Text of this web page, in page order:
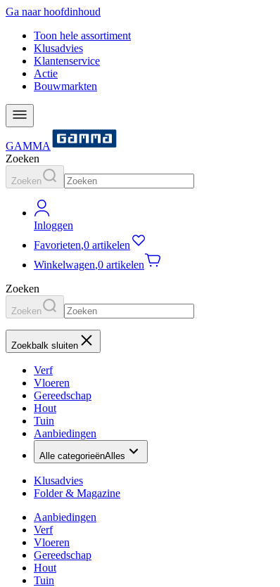
Ga naar hoofdinhoud
Toon hele assortiment
Klusadvies
Klantenservice
Actie
Bouwmarkten
GAMMA
Zoeken
Zoeken
Inloggen
Favorieten,0 artikelen
Winkelwagen,0 artikelen
Zoeken
Zoeken
Zoekbalk sluiten
Verf
Vloeren
Gereedschap
Hout
Tuin
Aanbiedingen
Alle categorieënAlles
Klusadvies
Folder & Magazine
Aanbiedingen
Verf
Vloeren
Gereedschap
Hout
Tuin